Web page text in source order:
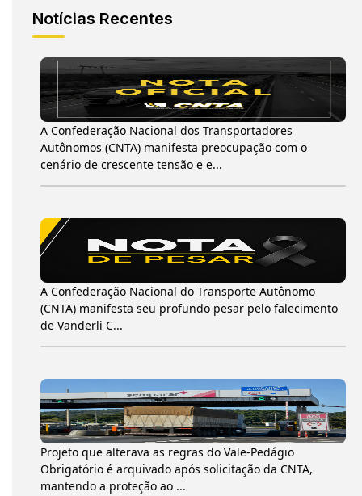
Notícias Recentes
A Confederação Nacional dos Transportadores
Autônomos (CNTA) manifesta preocupação com o
cenário de crescente tensão e e...
A Confederação Nacional do Transporte Autônomo
(CNTA) manifesta seu profundo pesar pelo falecimento
de Vanderli C...
Projeto que alterava as regras do Vale-Pedágio
Obrigatório é arquivado após solicitação da CNTA,
mantendo a proteção ao ...